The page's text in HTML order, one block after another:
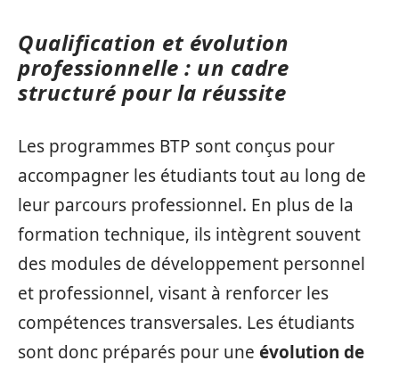
Qualification et évolution
professionnelle : un cadre
structuré pour la réussite
Les programmes BTP sont conçus pour
accompagner les étudiants tout au long de
leur parcours professionnel. En plus de la
formation technique, ils intègrent souvent
des modules de développement personnel
et professionnel, visant à renforcer les
compétences transversales. Les étudiants
sont donc préparés pour une évolution de